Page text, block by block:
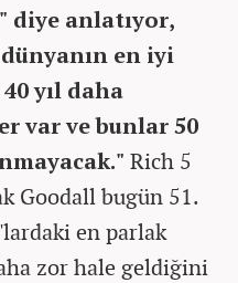
diye anlatıyor,
en iyi
yıl daha
var ve bunlar 50
Rich 5
Goodall bugün 51.
en parlak
zor hale geldiğini